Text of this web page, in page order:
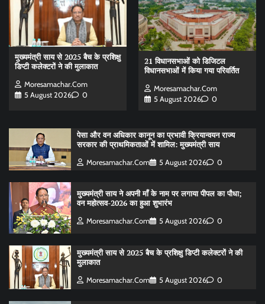
मुख्यमंत्री साय से 2025 बैच के प्रशिक्षु
डिप्टी कलेक्टरों ने की मुलाकात
Moresamachar.com
5 August 2026
0
21 विधानसभाओं को डिजिटल
विधानसभाओं में किया गया परिवर्तित
Moresamachar.com
5 August 2026
0
पेसा और वन अधिकार कानून का प्रभावी क्रियान्वयन राज्य
सरकार की प्राथमिकताओं में शामिल: मुख्यमंत्री साय
Moresamachar.com 5 August 2026 0
मुख्यमंत्री साय ने अपनी माँ के नाम पर लगाया पीपल का पौधा;
वन महोत्सव-2026 का हुआ शुभारंभ
Moresamachar.com 5 August 2026 0
मुख्यमंत्री साय से 2025 बैच के प्रशिक्षु डिप्टी कलेक्टरों ने की
मुलाकात
Moresamachar.com 5 August 2026 0